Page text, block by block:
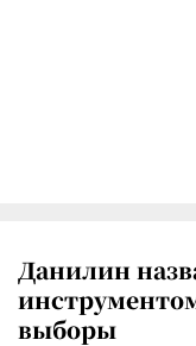
Данилин
выборы